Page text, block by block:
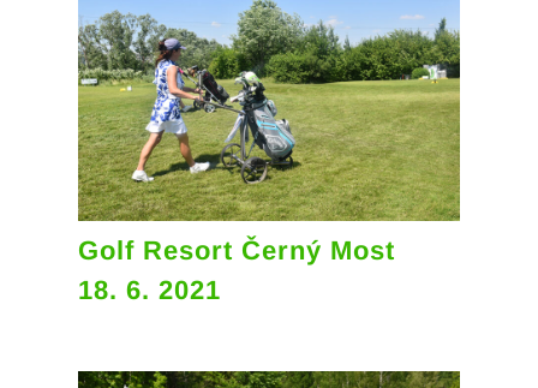
Golf Resort Černý Most
18. 6. 2021